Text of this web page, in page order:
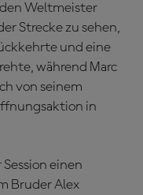
Weltmeister
Strecke zu sehen,
und eine
während Marc
von seinem
in
einen
Bruder Alex